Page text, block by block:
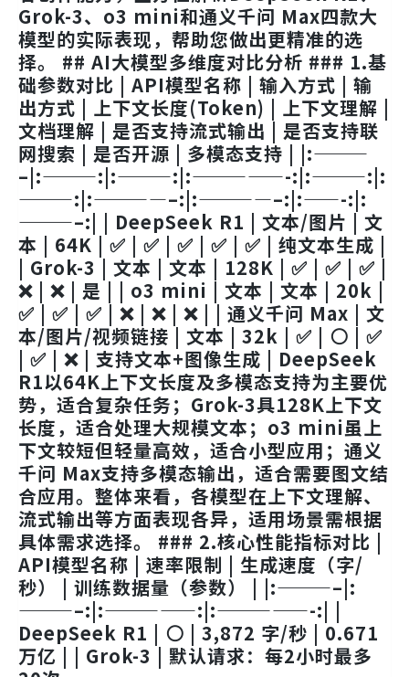
Grok-3、o3 mini和通义千问 Max四款大
模型的实际表现，帮助您做出更精准的选
择。 ## AI大模型多维度对比分析 ### 1.基
础参数对比 | API模型名称 | 输入方式 | 输
出方式 | 上下文长度(Token) | 上下文理解 |
文档理解 | 是否支持流式输出 | 是否支持联
网搜索 | 是否开源 | 多模态支持 | |:———
–|:———:|:———:|:—————-:|:———:|:
———:|:————–:|:————–:|:——-:|:
———–:| | DeepSeek R1 | 文本/图片 | 文
本 | 64K | ✅ | ✅ | ✅ | ✅ | ✅ | 纯文本生成 |
| Grok-3 | 文本 | 文本 | 128K | ✅ | ✅ | ✅ |
❌ | ❌ | 是 | | o3 mini | 文本 | 文本 | 20k |
✅ | ✅ | ✅ | ❌ | ❌ | ❌ | | 通义千问 Max | 文
本/图片/视频链接 | 文本 | 32k | ✅ | ⚪ | ✅
| ✅ | ❌ | 支持文本+图像生成 | DeepSeek
R1以64K上下文长度及多模态支持为主要优
势，适合复杂任务；Grok-3具128K上下文
长度，适合处理大规模文本；o3 mini虽上
下文较短但轻量高效，适合小型应用；通义
千问 Max支持多模态输出，适合需要图文结
合应用。整体来看，各模型在上下文理解、
流式输出等方面表现各异，适用场景需根据
具体需求选择。 ### 2.核心性能指标对比 |
API模型名称 | 速率限制 | 生成速度（字/
秒） | 训练数据量（参数） | |:———–|:
———–:|:—————:|:—————-:| |
DeepSeek R1 | ⚪ | 3,872 字/秒 | 0.671
万亿 | | Grok-3 | 默认请求：每2小时最多